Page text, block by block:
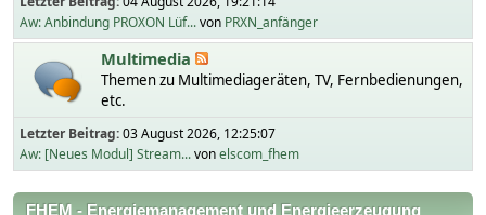
Aw: Anbindung PROXON Lüf...von PRXN_anfänger
Multimedia
Themen zu Multimediageräten, TV, Fernbedienungen,
etc.
Letzter Beitrag:03 August 2026, 12:25:07
Aw: [Neues Modul] Stream...vonelscom_fhem
FHEM - Energiemanagement und Energieerzeugung